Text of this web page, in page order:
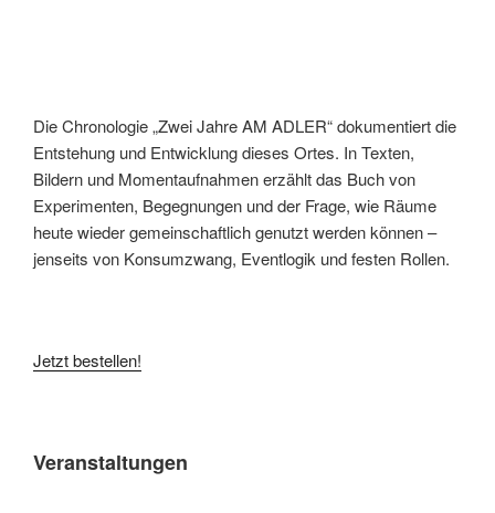
Die Chronologie „Zwei Jahre AM ADLER“ dokumentiert die
Entstehung und Entwicklung dieses Ortes. In Texten,
Bildern und Momentaufnahmen erzählt das Buch von
Experimenten, Begegnungen und der Frage, wie Räume
heute wieder gemeinschaftlich genutzt werden können –
jenseits von Konsumzwang, Eventlogik und festen Rollen.
Jetzt bestellen!
Veranstaltungen